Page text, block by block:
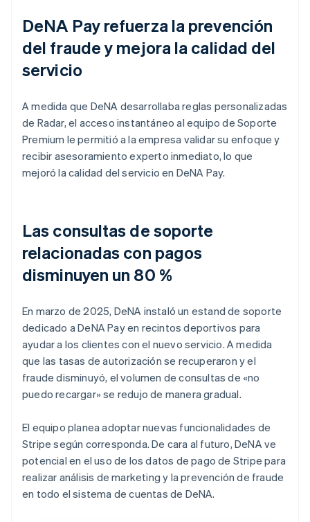
DeNA Pay refuerza la prevención
del fraude y mejora la calidad del
servicio
A medida que DeNA desarrollaba reglas personalizadas
de Radar, el acceso instantáneo al equipo de Soporte
Premium le permitió a la empresa validar su enfoque y
recibir asesoramiento experto inmediato, lo que
mejoró la calidad del servicio en DeNA Pay.
Las consultas de soporte
relacionadas con pagos
disminuyen un 80 %
En marzo de 2025, DeNA instaló un estand de soporte
dedicado a DeNA Pay en recintos deportivos para
ayudar a los clientes con el nuevo servicio. A medida
que las tasas de autorización se recuperaron y el
fraude disminuyó, el volumen de consultas de «no
puedo recargar» se redujo de manera gradual.
El equipo planea adoptar nuevas funcionalidades de
Stripe según corresponda. De cara al futuro, DeNA ve
potencial en el uso de los datos de pago de Stripe para
realizar análisis de marketing y la prevención de fraude
en todo el sistema de cuentas de DeNA.